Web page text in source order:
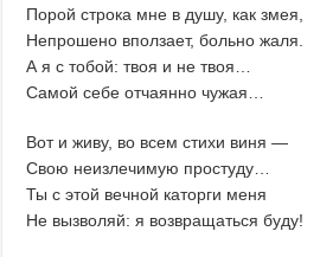
Порой строка мне в душу, как змея,
Непрошено вползает, больно жаля.
А я с тобой: твоя и не твоя…
Самой себе отчаянно чужая…
Вот и живу, во всем стихи виня —
Свою неизлечимую простуду…
Ты с этой вечной каторги меня
Не вызволяй: я возвращаться буду!